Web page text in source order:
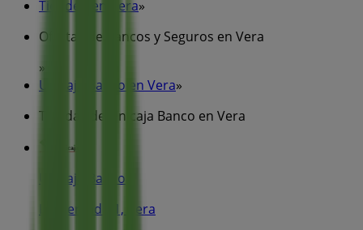
Tiendeo en Vera»
Ofertas de Bancos y Seguros en Vera
»
Unicaja Banco en Vera»
Tiendas de Unicaja Banco en Vera
Unicaja Banco
Pz Mercado 1, Vera